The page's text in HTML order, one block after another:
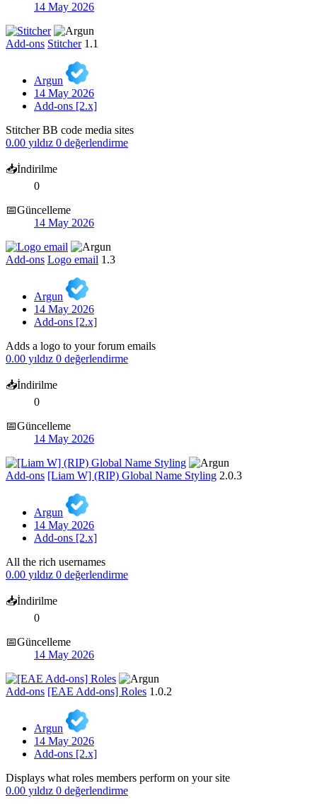
14 May 2026
Add-ons Stitcher 1.1
Argun
14 May 2026
Add-ons [2.x]
Stitcher BB code media sites
0.00 yıldız 0 değerlendirme
📥İndirilme
0
📅Güncelleme
14 May 2026
Add-ons Logo email 1.3
Argun
14 May 2026
Add-ons [2.x]
Adds a logo to your forum emails
0.00 yıldız 0 değerlendirme
📥İndirilme
0
📅Güncelleme
14 May 2026
Add-ons [Liam W] (RIP) Global Name Styling 2.0.3
Argun
14 May 2026
Add-ons [2.x]
All the rich usernames
0.00 yıldız 0 değerlendirme
📥İndirilme
0
📅Güncelleme
14 May 2026
Add-ons [EAE Add-ons] Roles 1.0.2
Argun
14 May 2026
Add-ons [2.x]
Displays what roles members perform on your site
0.00 yıldız 0 değerlendirme